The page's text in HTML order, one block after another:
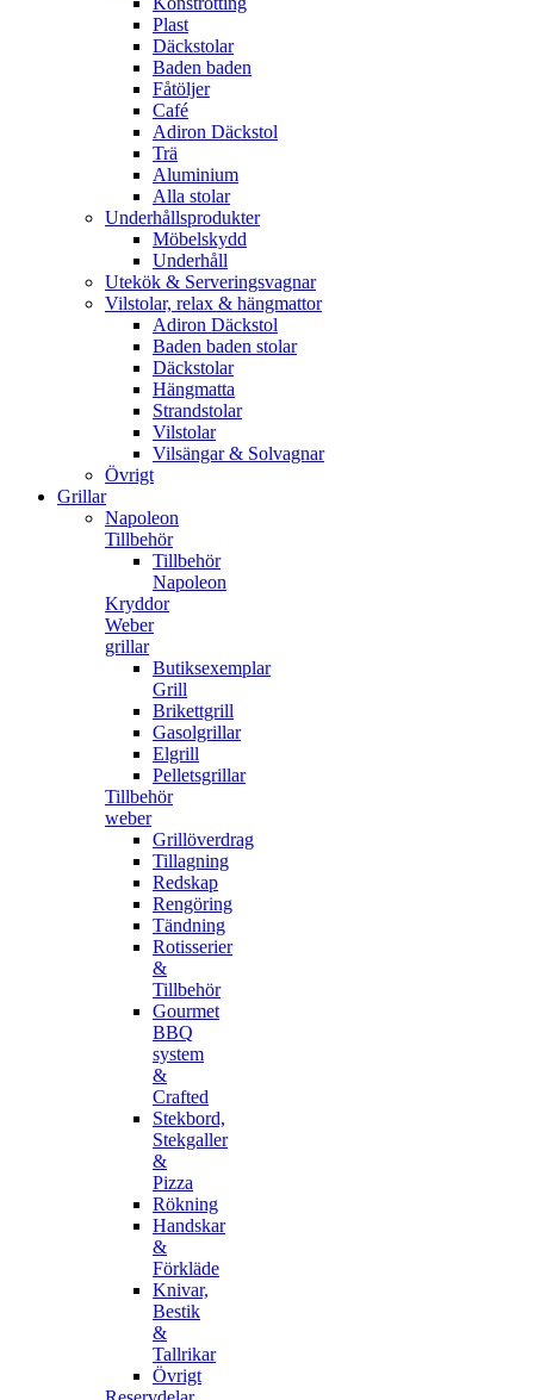
Plast
Däckstolar
Baden baden
Fåtöljer
Café
Adiron Däckstol
Trä
Aluminium
Alla stolar
Underhållsprodukter
Möbelskydd
Underhåll
Utekök & Serveringsvagnar
Vilstolar, relax & hängmattor
Adiron Däckstol
Baden baden stolar
Däckstolar
Hängmatta
Strandstolar
Vilstolar
Vilsängar & Solvagnar
Övrigt
Grillar
Napoleon
Tillbehör
Tillbehör
Napoleon
Kryddor
Weber
grillar
Butiksexemplar
Grill
Brikettgrill
Gasolgrillar
Elgrill
Pelletsgrillar
Tillbehör
weber
Grillöverdrag
Tillagning
Redskap
Rengöring
Tändning
Rotisserier
&
Tillbehör
Gourmet
BBQ
system
&
Crafted
Stekbord,
Stekgaller
&
Pizza
Rökning
Handskar
&
Förkläde
Knivar,
Bestik
&
Tallrikar
Övrigt